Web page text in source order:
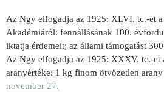
Az Ngy elfogadja az 1925: XLVI. tc.-et
Akadémiáról: fennállásának 100.
iktatja érdemeit; az állami támo­gatást
Az Ngy elfogadja az 1925: XXXV. tc.-et
aranyértéke: 1 kg finom ötvözetlen
november 27.